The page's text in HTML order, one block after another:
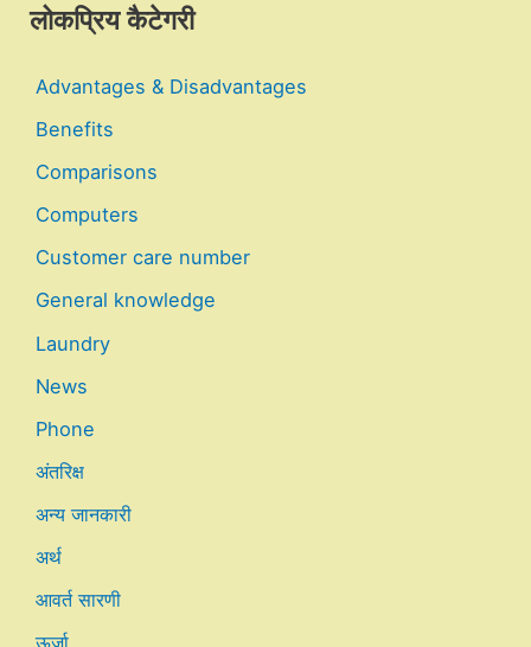
लोकप्रिय कैटेगरी
Advantages & Disadvantages
Benefits
Comparisons
Computers
Customer care number
General knowledge
Laundry
News
Phone
अंतरिक्ष
अन्य जानकारी
अर्थ
आवर्त सारणी